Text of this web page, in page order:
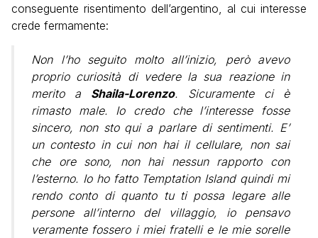
conseguente risentimento dell’argentino, al cui interesse
crede fermamente:
Non l’ho seguito molto all’inizio, però avevo
proprio curiosità di vedere la sua reazione in
merito a Shaila-Lorenzo. Sicuramente ci è
rimasto male. Io credo che l’interesse fosse
sincero, non sto qui a parlare di sentimenti. E’
un contesto in cui non hai il cellulare, non sai
che ore sono, non hai nessun rapporto con
l’esterno. Io ho fatto Temptation Island quindi mi
rendo conto di quanto tu ti possa legare alle
persone all’interno del villaggio, io pensavo
veramente fossero i miei fratelli e le mie sorelle